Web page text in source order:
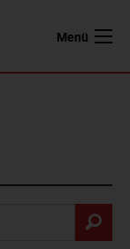
Menü